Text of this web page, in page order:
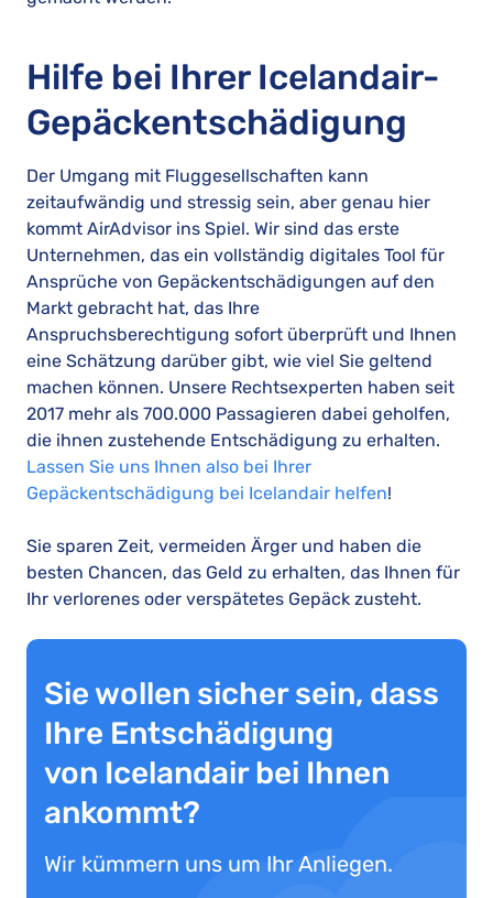
Hilfe bei Ihrer Icelandair-
Gepäckentschädigung
Der Umgang mit Fluggesellschaften kann
zeitaufwändig und stressig sein, aber genau hier
kommt AirAdvisor ins Spiel. Wir sind das erste
Unternehmen, das ein vollständig digitales Tool für
Ansprüche von Gepäckentschädigungen auf den
Markt gebracht hat, das Ihre
Anspruchsberechtigung sofort überprüft und Ihnen
eine Schätzung darüber gibt, wie viel Sie geltend
machen können. Unsere Rechtsexperten haben seit
2017 mehr als 700.000 Passagieren dabei geholfen,
die ihnen zustehende Entschädigung zu erhalten.
Lassen Sie uns Ihnen also bei Ihrer
Gepäckentschädigung bei Icelandair helfen!
Sie sparen Zeit, vermeiden Ärger und haben die
besten Chancen, das Geld zu erhalten, das Ihnen für
Ihr verlorenes oder verspätetes Gepäck zusteht.
Sie wollen sicher sein, dass
Ihre Entschädigung
von Icelandair bei Ihnen
ankommt?
Wir kümmern uns um Ihr Anliegen.